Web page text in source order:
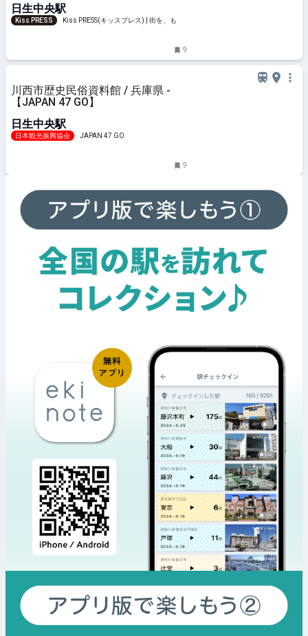
日生中央駅
Kiss PRESS
Kiss PRESS(キッスプレス) | 街を、もっ
9
川西市歴史民俗資料館 / 兵庫県 -
【JAPAN 47 GO】
日生中央駅
日本観光振興協会 JAPAN 47 GO
9